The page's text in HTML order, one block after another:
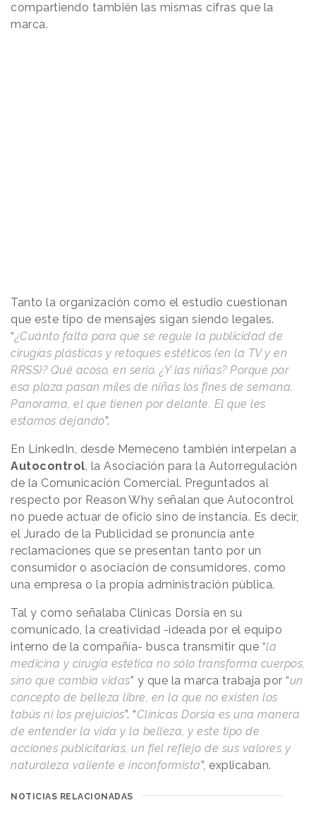
compartiendo también las mismas cifras que la
marca.
Tanto la organización como el estudio cuestionan
que este tipo de mensajes sigan siendo legales.
“¿Cuánto falta para que se regule la publicidad de
cirugías plásticas y retoques estéticos (en la TV y en
RRSS)? Qué acoso, en serio. ¿Y las niñas? Porque por
esa plaza pasan miles de niñas los fines de semana.
Panorama, el que tienen por delante. El que les
estamos dejando”.
En LinkedIn, desde Memeceno también interpelan a
Autocontrol, la Asociación para la Autorregulación
de la Comunicación Comercial. Preguntados al
respecto por Reason Why señalan que Autocontrol
no puede actuar de oficio sino de instancia. Es decir,
el Jurado de la Publicidad se pronuncia ante
reclamaciones que se presentan tanto por un
consumidor o asociación de consumidores, como
una empresa o la propia administración pública.
Tal y como señalaba Clínicas Dorsia en su
comunicado, la creatividad -ideada por el equipo
interno de la compañía- busca transmitir que “la
medicina y cirugía estética no sólo transforma cuerpos,
sino que cambia vidas” y que la marca trabaja por “un
concepto de belleza libre, en la que no existen los
tabús ni los prejuicios”. “Clínicas Dorsia es una manera
de entender la vida y la belleza, y este tipo de
acciones publicitarias, un fiel reflejo de sus valores y
naturaleza valiente e inconformista”, explicaban.
NOTICIAS RELACIONADAS